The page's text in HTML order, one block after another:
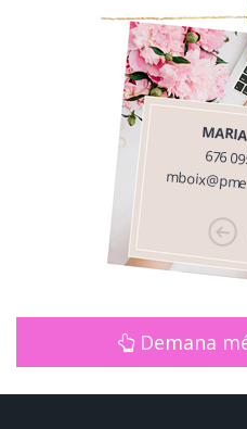
676
Demana